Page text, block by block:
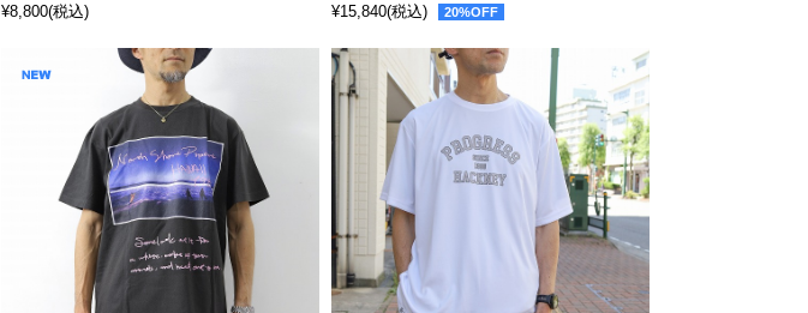
¥8,800(税込)
¥15,840(税込) 20%OFF